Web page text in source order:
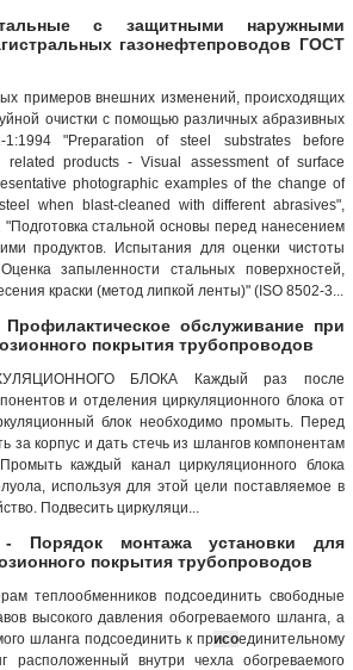
с защитными наружными
газонефтепроводов ГОСТ
примеров внешних изменений, происходящих
очистки с помощью различных абразивных
1:1994 "Preparation of steel substrates before
products - Visual assessment of surface
photographic examples of the change of
when blast-cleaned with different abrasives",
стальной основы перед нанесением
продуктов. Испытания для оценки чистоты
запыленности стальных поверхностей,
краски (метод липкой ленты)" (ISO 8502-3...
обслуживание при
покрытия трубопроводов
БЛОКА Каждый раз после
и отделения циркуляционного блока от
блок необходимо промыть. Перед
за корпус и дать стечь из шлангов компонентам
каждый канал циркуляционного блока
используя для этой цели поставляемое в
Подвесить циркуляци...
Порядок монтажа установки для
покрытия трубопроводов
теплообменников подсоединить свободные
высокого давления обогреваемого шланга, а
шланга подсоединить к присоединительному
расположенный внутри чехла обогреваемого